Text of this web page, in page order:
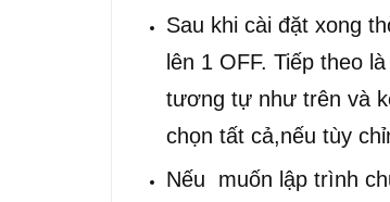
Sau khi cài đặt xong
lên 1 OFF. Tiếp theo
tương tự như trên và
chọn tất cả,nếu tùy
Nếu muốn lập trình